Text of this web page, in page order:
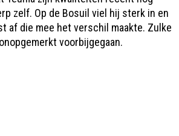
zelf. Op de Bosuil viel hij sterk in en
af die mee het verschil maakte. Zulke
voorbijgegaan.